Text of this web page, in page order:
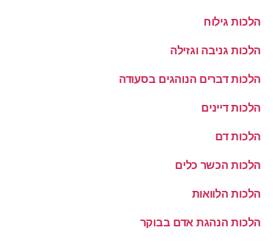
הלכות גילוח
הלכות גניבה וגזילה
הלכות דברים הנוהגים בסעודה
הלכות דיינים
הלכות דם
הלכות הכשר כלים
הלכות הלוואות
הלכות הנהגת אדם בבוקר